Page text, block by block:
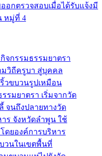
อกตรวจสอบเมื่อได้รับแจ้งมี
หมู่ที่ 4